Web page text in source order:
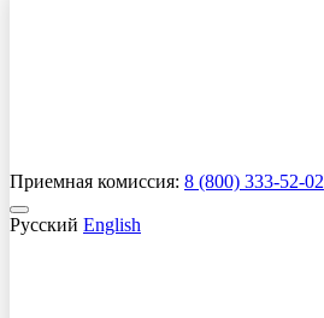
Приемная комиссия: 8 (800) 333-52-02
Русский English